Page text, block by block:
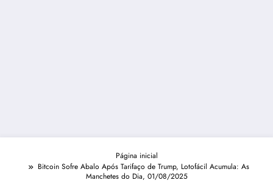
Página inicial
Bitcoin Sofre Abalo Após Tarifaço de Trump, Lotofácil Acumula: As
Manchetes do Dia, 01/08/2025